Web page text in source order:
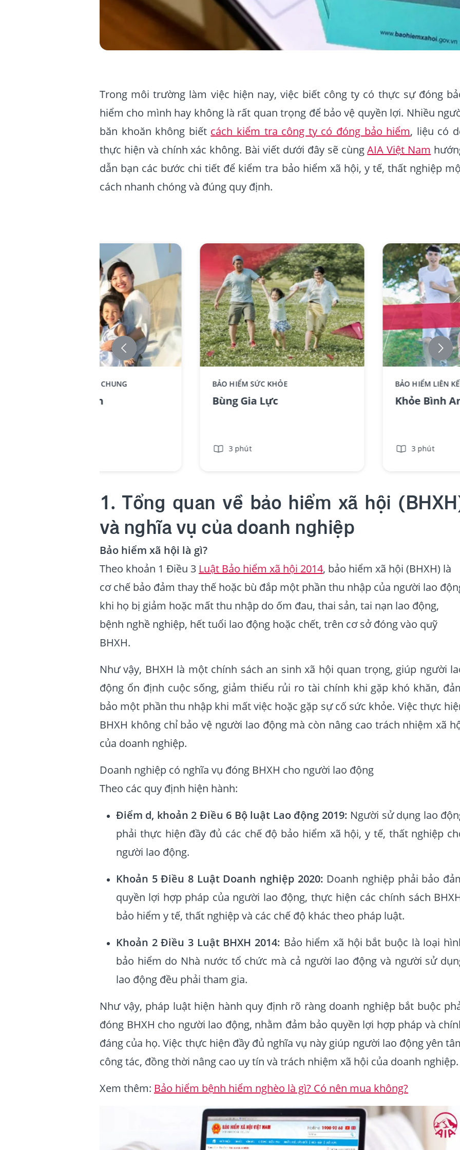
Trong môi trường làm việc hiện nay, việc biết công ty có thực sự đóng
hiểm cho mình hay không là rất quan trọng để bảo vệ quyền lợi. Nhiều
băn khoăn không biết cách kiểm tra công ty có đóng bảo hiểm, liệu có
thực hiện và chính xác không. Bài viết dưới đây sẽ cùngAIA Việt Nam
dẫn bạn các bước chi tiết để kiểm tra bảo hiểm xã hội, y tế, thất nghiệp
cách nhanh chóng và đúng quy định.
KhoeTronVen_no text
BẢO HIỂM LIÊN KẾT CHUNG
Khỏe Trọn Vẹn
Replace component AIA - Standee-
BungGiaLuc_No text
BẢO HIỂM SỨC KHỎE
Bùng Gia Lực
3 phút
BẢO HIỂM LIÊN
Khỏe Bình
3 phút
1. Tổng quan về bảo hiểm xã hội
và nghĩa vụ của doanh nghiệp
Bảo hiểm xã hội là gì?
Theo khoản 1 Điều 3 Luật Bảo hiểm xã hội 2014, bảo hiểm xã hội (BHXH) là
cơ chế bảo đảm thay thế hoặc bù đắp một phần thu nhập của người lao
khi họ bị giảm hoặc mất thu nhập do ốm đau, thai sản, tai nạn lao động,
bệnh nghề nghiệp, hết tuổi lao động hoặc chết, trên cơ sở đóng vào quỹ
BHXH.
Như vậy, BHXH là một chính sách an sinh xã hội quan trọng, giúp người
động ổn định cuộc sống, giảm thiểu rủi ro tài chính khi gặp khó khăn,
bảo một phần thu nhập khi mất việc hoặc gặp sự cố sức khỏe. Việc thực
BHXH không chỉ bảo vệ người lao động mà còn nâng cao trách nhiệm xã
của doanh nghiệp.
Doanh nghiệp có nghĩa vụ đóng BHXH cho người lao động
Theo các quy định hiện hành:
Điểm d, khoản 2 Điều 6 Bộ luật Lao động 2019: Người sử dụng lao
phải thực hiện đầy đủ các chế độ bảo hiểm xã hội, y tế, thất nghiệp
người lao động.
Khoản 5 Điều 8 Luật Doanh nghiệp 2020: Doanh nghiệp phải bảo
quyền lợi hợp pháp của người lao động, thực hiện các chính sách
bảo hiểm y tế, thất nghiệp và các chế độ khác theo pháp luật.
Khoản 2 Điều 3 Luật BHXH 2014: Bảo hiểm xã hội bắt buộc là loại
bảo hiểm do Nhà nước tổ chức mà cả người lao động và người sử
lao động đều phải tham gia.
Như vậy, pháp luật hiện hành quy định rõ ràng doanh nghiệp bắt buộc
đóng BHXH cho người lao động, nhằm đảm bảo quyền lợi hợp pháp và
đáng của họ. Việc thực hiện đầy đủ nghĩa vụ này giúp người lao động yên
công tác, đồng thời nâng cao uy tín và trách nhiệm xã hội của doanh nghiệp.
Xem thêm: Bảo hiểm bệnh hiểm nghèo là gì? Có nên mua không?